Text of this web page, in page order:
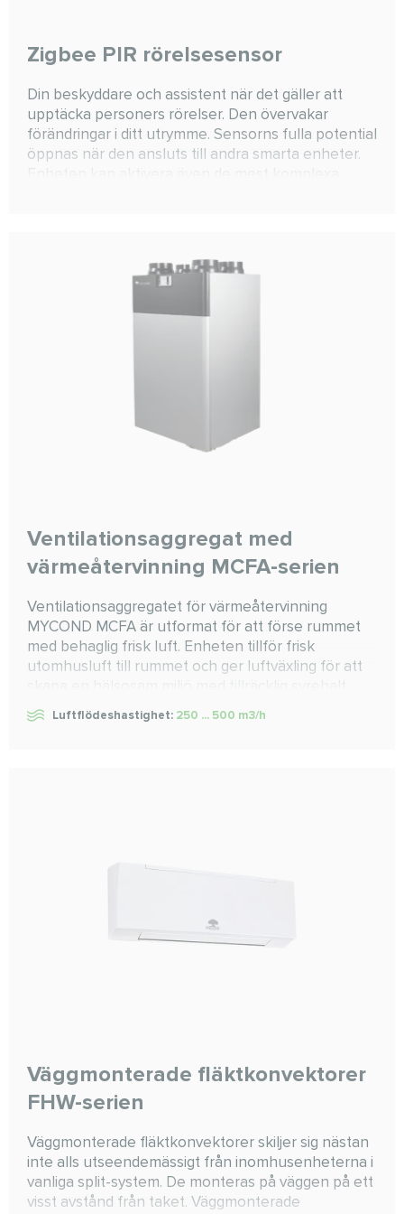
Zigbee PIR rörelsesensor
Din beskyddare och assistent när det gäller att
upptäcka personers rörelser. Den övervakar
förändringar i ditt utrymme. Sensorns fulla potential
öppnas när den ansluts till andra smarta enheter.
Ventilationsaggregat med
värmeåtervinning MCFA-serien
Ventilationsaggregatet för värmeåtervinning
MYCOND MCFA är utformat för att förse rummet
med behaglig frisk luft. Enheten tillför frisk
utomhusluft till rummet och ger luftväxling för att
rätt temperatur och luftfuktighet samt
föroreningsnivåer nära noll
Luftflödeshastighet: 250 ... 500 m3/h
Väggmonterade fläktkonvektorer
FHW-serien
Väggmonterade fläktkonvektorer skiljer sig nästan
inte alls utseendemässigt från inomhusenheterna i
vanliga split-system. De monteras på väggen på ett
visst avstånd från taket. Väggmonterade